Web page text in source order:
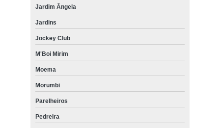
Jardim Ângela
Jardins
Jockey Club
M'Boi Mirim
Moema
Morumbi
Parelheiros
Pedreira